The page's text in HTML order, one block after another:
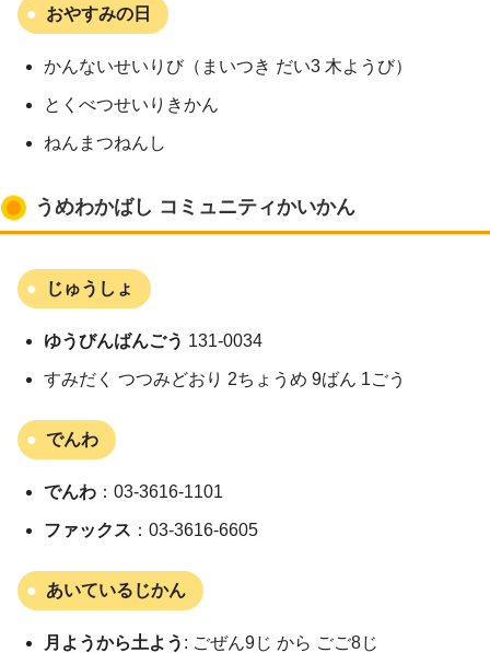
おやすみの日
かんないせいりび（まいつき だい3 木ようび）
とくべつせいりきかん
ねんまつねんし
うめわかばし コミュニティかいかん
じゅうしょ
ゆうびんばんごう 131-0034
すみだく つつみどおり 2ちょうめ 9ばん 1ごう
でんわ
でんわ ：03-3616-1101
ファックス ：03-3616-6605
あいているじかん
月ようから土よう : ごぜん9じ から ごご8じ